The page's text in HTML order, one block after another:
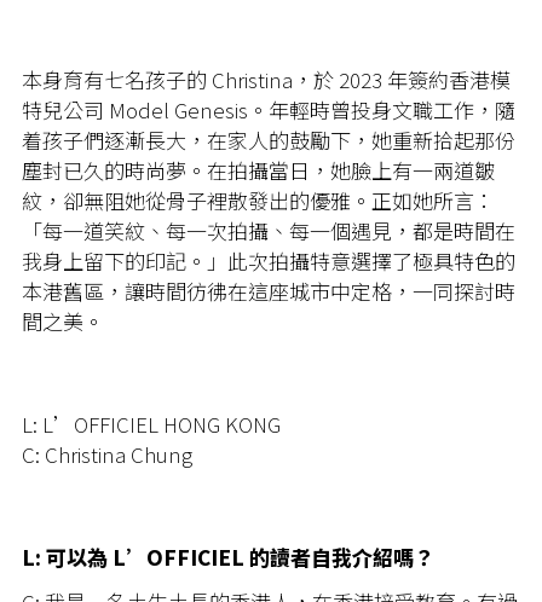
本身育有七名孩子的 Christina，於 2023 年簽約香港模
特兒公司 Model Genesis。年輕時曾投身文職工作，隨
着孩子們逐漸長大，在家人的鼓勵下，她重新拾起那份
塵封已久的時尚夢。在拍攝當日，她臉上有一兩道皺
紋，卻無阻她從骨子裡散發出的優雅。正如她所言：
「每一道笑紋、每一次拍攝、每一個遇見，都是時間在
我身上留下的印記。」此次拍攝特意選擇了極具特色的
本港舊區，讓時間彷彿在這座城市中定格，一同探討時
間之美。
L: L’OFFICIEL HONG KONG
C: Christina Chung
L: 可以為 L’OFFICIEL 的讀者自我介紹嗎？